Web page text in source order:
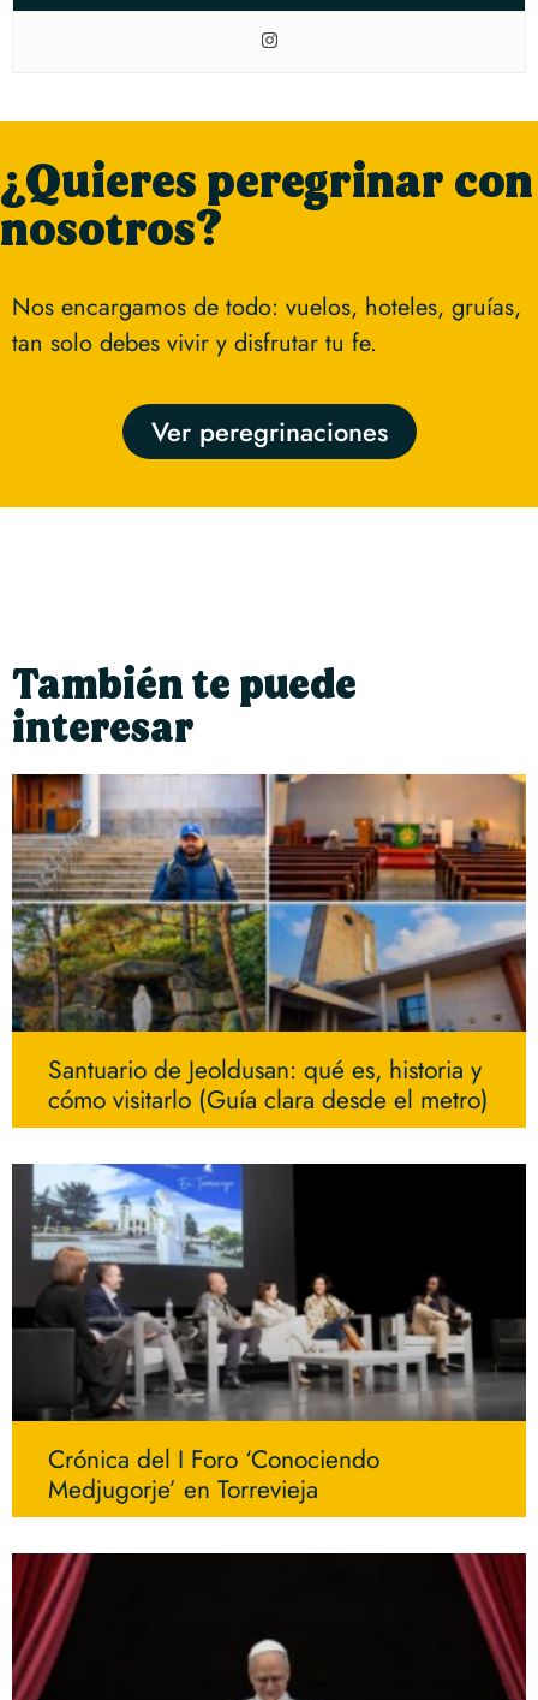
¿Quieres peregrinar con
nosotros?
Nos encargamos de todo: vuelos, hoteles, gruías,
tan solo debes vivir y disfrutar tu fe.
Ver peregrinaciones
También te puede
interesar
Santuario de Jeoldusan: qué es, historia y
cómo visitarlo (Guía clara desde el metro)
Crónica del I Foro ‘Conociendo
Medjugorje’ en Torrevieja